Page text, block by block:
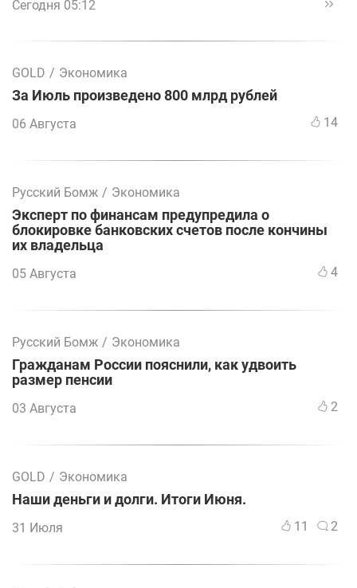
Сегодня 05:12
GOLD / Экономика
За Июль произведено 800 млрд рублей
06 Августа 14
Русский Бомж / Экономика
Эксперт по финансам предупредила о
блокировке банковских счетов после кончины
их владельца
05 Августа 4
Русский Бомж / Экономика
Гражданам России пояснили, как удвоить
размер пенсии
03 Августа 2
GOLD / Экономика
Наши деньги и долги. Итоги Июня.
31 Июля 11 2